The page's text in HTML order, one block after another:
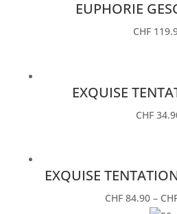
EUPHORIE
CHF
EXQUISE
CHF
EXQUISE
CHF 84.90 –